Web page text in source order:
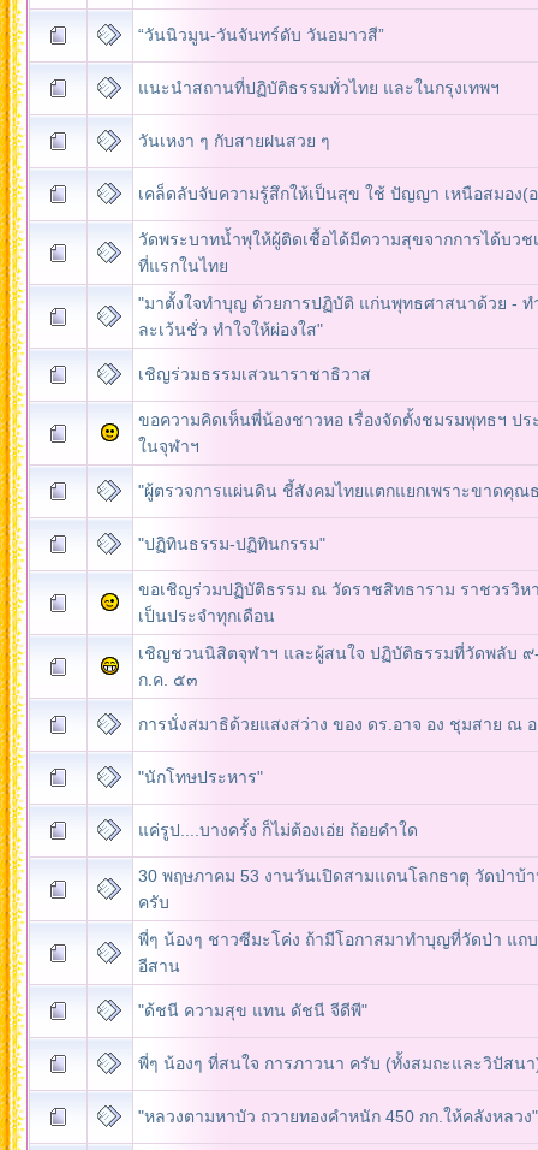
“วันนิวมูน-วันจันทร์ดับ วันอมาวสี”
แนะนำสถานที่ปฏิบัติธรรมทั่วไทย และในกรุงเทพฯ
เคล็ดลับจับความรู้สึกให้เป็นสุข ใช้ ปัญญา เหนือสมอง(
วัดพระบาทน้ำพุให้ผู้ติดเชื้อได้มีความสุขจากการได้บวช
ที่แรกในไทย
"มาตั้งใจทำบุญ ด้วยการปฏิบัติ แก่นพุทธศาสนาด้วย - ท
ละเว้นชั่ว ทำใจให้ผ่องใส"
เชิญร่วมธรรมเสวนาราชาธิวาส
ขอความคิดเห็นพี่น้องชาวหอ เรื่องจัดตั้งชมรมพุทธฯ ปร
ในจุฬาฯ
"ผู้ตรวจการแผ่นดิน ชี้สังคมไทยแตกแยกเพราะขาดคุณ
"ปฏิทินธรรม-ปฏิทินกรรม"
ขอเชิญร่วมปฏิบัติธรรม ณ วัดราชสิทธาราม ราชวรวิห
เป็นประจำทุกเดือน
เชิญชวนนิสิตจุฬาฯ และผู้สนใจ ปฏิบัติธรรมที่วัดพลับ ๙
ก.ค. ๕๓
การนั่งสมาธิด้วยแสงสว่าง ของ ดร.อาจ อง ชุมสาย ณ
"นักโทษประหาร"
30 พฤษภาคม 53 งานวันเปิดสามแดนโลกธาตุ วัดป่าบ้
ครับ
พี่ๆ น้องๆ ชาวซีมะโค่ง ถ้ามีโอกาสมาทำบุญที่วัดป่า แถ
อีสาน
"ด้ชนี ความสุข แทน ดัชนี จีดีพี"
พี่ๆ น้องๆ ที่สนใจ การภาวนา ครับ (ทั้งสมถะและวิปัสนา
"หลวงตามหาบัว ถวายทองคำหนัก 450 กก.ให้คลังหลวง"